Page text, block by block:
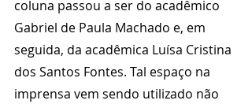
coluna passou a ser do acadêmico
Gabriel de Paula Machado e, em
seguida, da acadêmica Luísa Cristina
dos Santos Fontes. Tal espaço na
imprensa vem sendo utilizado não